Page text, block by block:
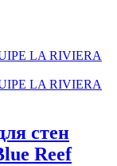
стен
Reef